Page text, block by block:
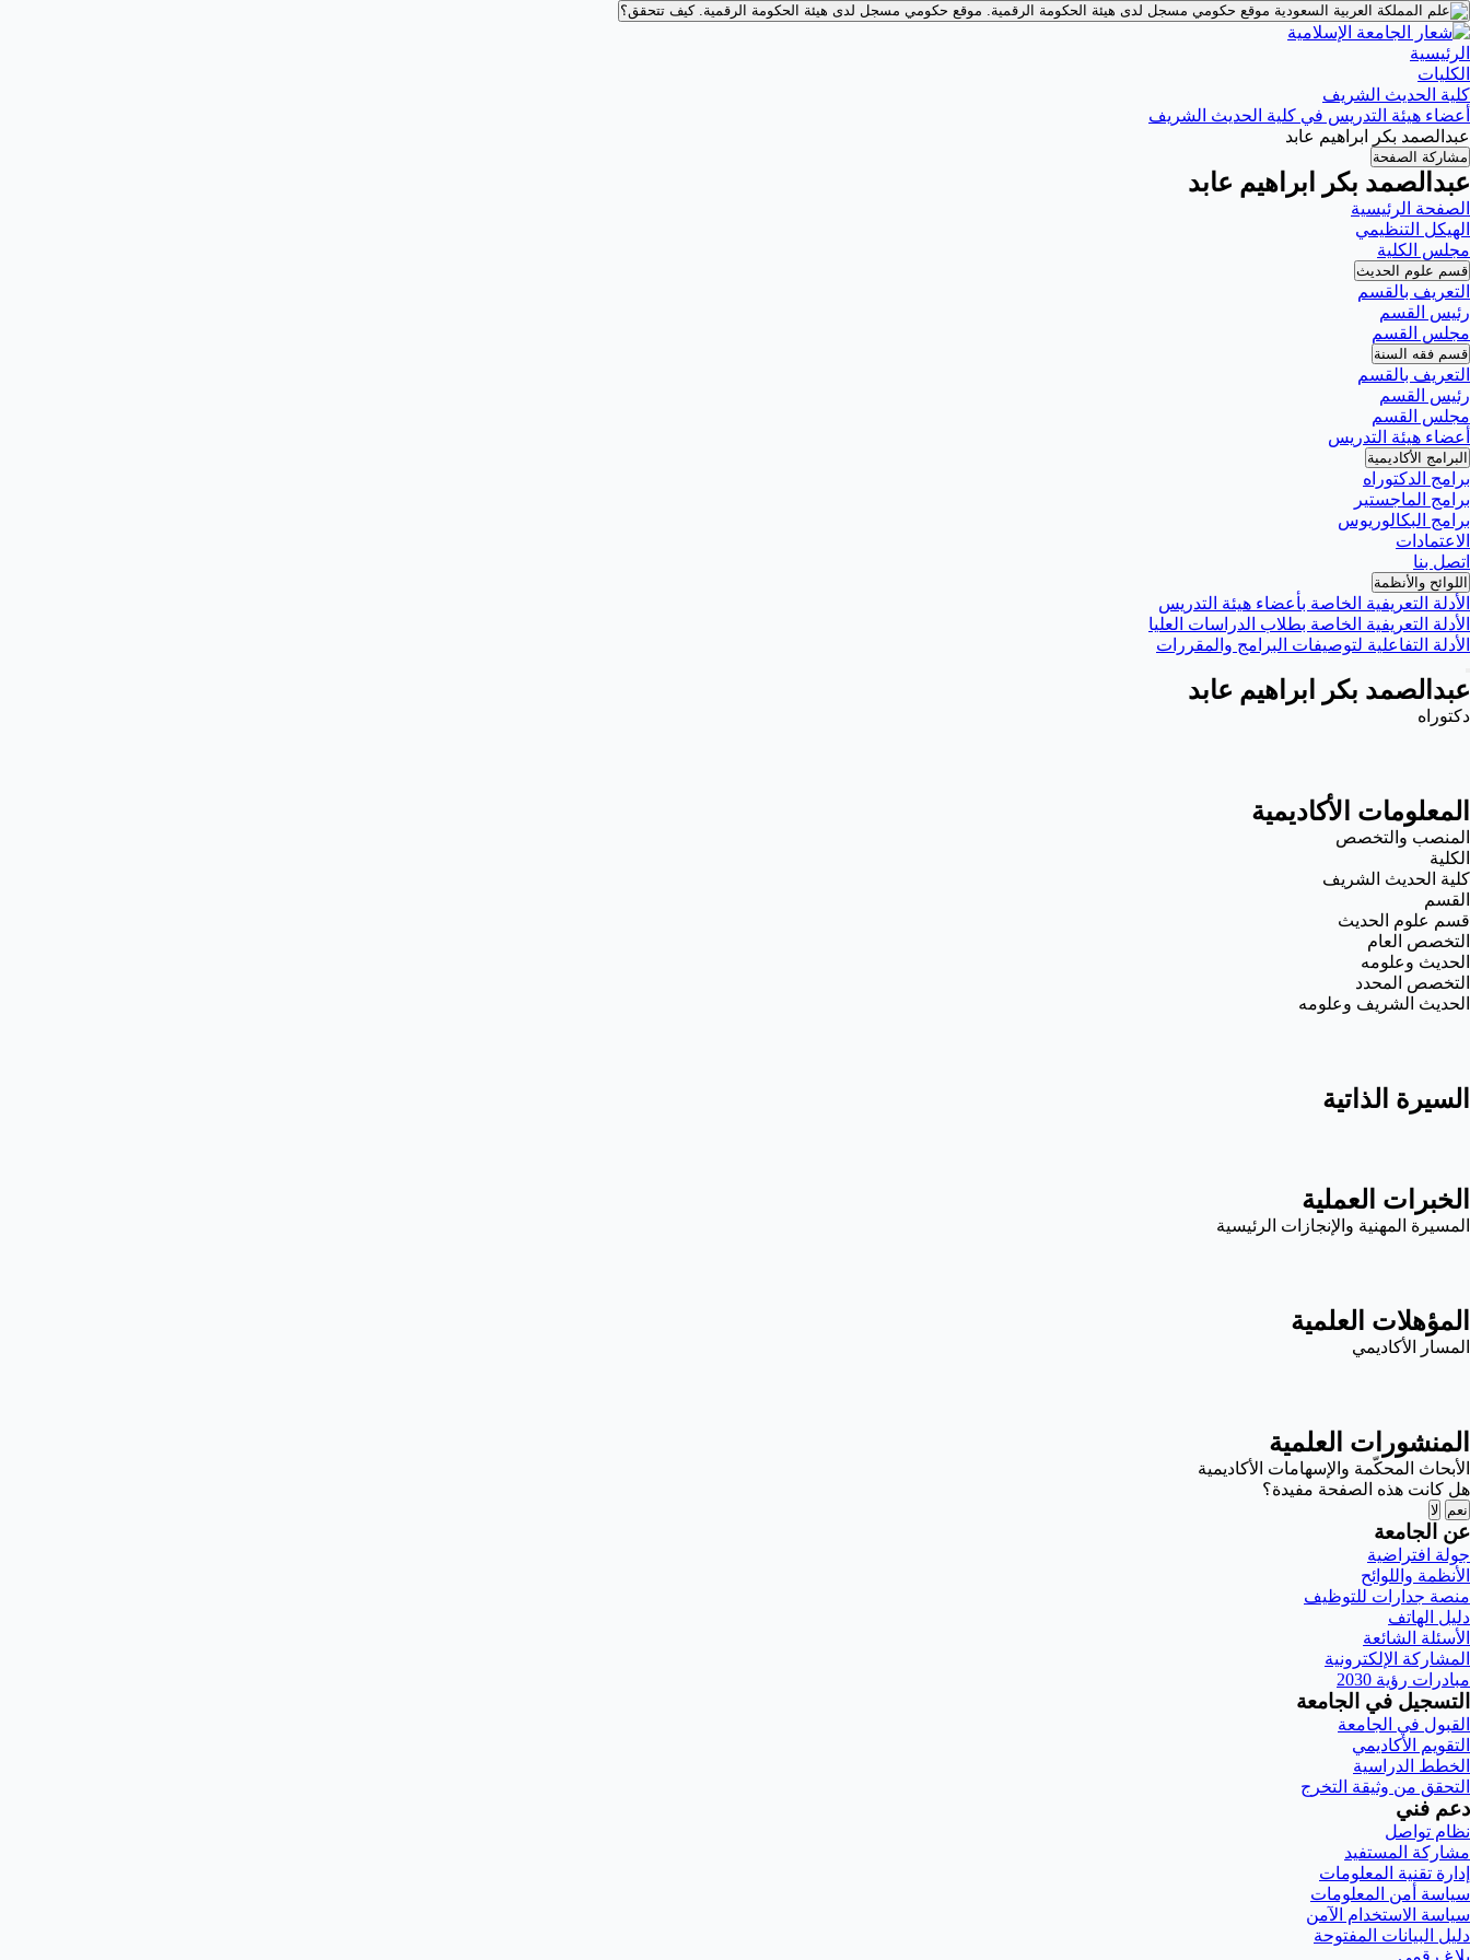
موقع حكومي مسجل لدى هيئة الحكومة الرقمية. موقع حكومي مسجل لدى هيئة الحكومة الرقمية.كيف تتحقق؟
الرئيسية
الكليات
كلية الحديث الشريف
أعضاء هيئة التدريس في كلية الحديث الشريف
عبدالصمد بكر ابراهيم عابد
مشاركة الصفحة
عبدالصمد بكر ابراهيم عابد
الصفحة الرئيسية
الهيكل التنظيمي
مجلس الكلية
قسم علوم الحديث
التعريف بالقسم
رئيس القسم
مجلس القسم
قسم فقه السنة
التعريف بالقسم
رئيس القسم
مجلس القسم
أعضاء هيئة التدريس
البرامج الأكاديمية
برامج الدكتوراه
برامج الماجستير
برامج البكالوريوس
الاعتمادات
اتصل بنا
اللوائح والأنظمة
الأدلة التعريفية الخاصة بأعضاء هيئة التدريس
الأدلة التعريفية الخاصة بطلاب الدراسات العليا
الأدلة التفاعلية لتوصيفات البرامج والمقررات
عبدالصمد بكر ابراهيم عابد
دكتوراه
المعلومات الأكاديمية
المنصب والتخصص
الكلية
كلية الحديث الشريف
القسم
قسم علوم الحديث
التخصص العام
الحديث وعلومه
التخصص المحدد
الحديث الشريف وعلومه
السيرة الذاتية
الخبرات العملية
المسيرة المهنية والإنجازات الرئيسية
المؤهلات العلمية
المسار الأكاديمي
المنشورات العلمية
الأبحاث المحكّمة والإسهامات الأكاديمية
هل كانت هذه الصفحة مفيدة؟
نعم لا
عن الجامعة
جولة افتراضية
الأنظمة واللوائح
منصة جدارات للتوظيف
دليل الهاتف
الأسئلة الشائعة
المشاركة الإلكترونية
مبادرات رؤية 2030
التسجيل في الجامعة
القبول في الجامعة
التقويم الأكاديمي
الخطط الدراسية
التحقق من وثيقة التخرج
دعم فني
نظام تواصل
مشاركة المستفيد
إدارة تقنية المعلومات
سياسة أمن المعلومات
سياسة الاستخدام الآمن
دليل البيانات المفتوحة
بلاغ رقمي